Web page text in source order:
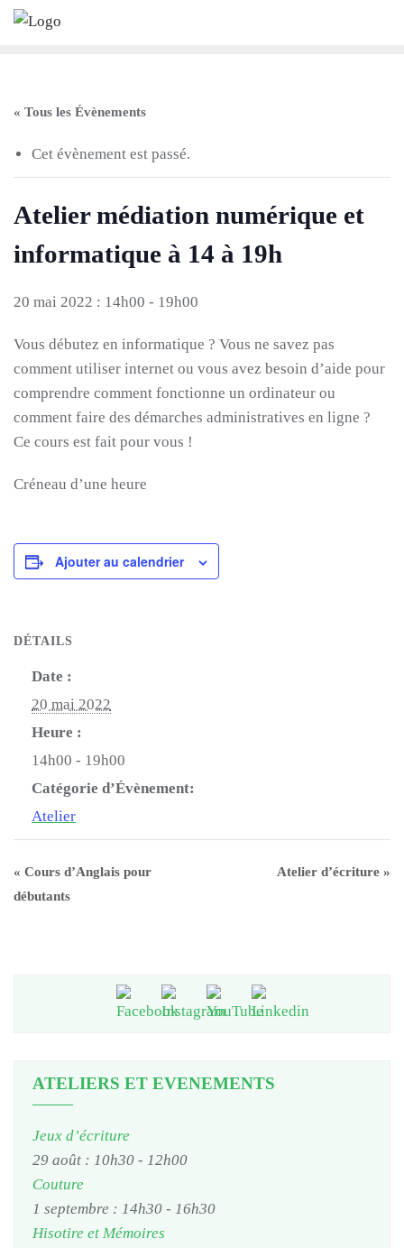
Skip
« Tous les Évènements
Cet évènement est passé.
Atelier médiation numérique et
informatique à 14 à 19h
20 mai 2022 : 14h00 - 19h00
Vous débutez en informatique ? Vous ne savez pas
comment utiliser internet ou vous avez besoin d’aide pour
comprendre comment fonctionne un ordinateur ou
comment faire des démarches administratives en ligne ?
Ce cours est fait pour vous !
Créneau d’une heure
Ajouter au calendrier
DÉTAILS
Date :
20 mai 2022
Heure :
14h00 - 19h00
Catégorie d’Évènement:
Atelier
« Cours d’Anglais pour
débutants
Atelier d’écriture »
ATELIERS ET EVENEMENTS
Jeux d’écriture
29 août : 10h30 - 12h00
Couture
1 septembre : 14h30 - 16h30
Hisotire et Mémoires